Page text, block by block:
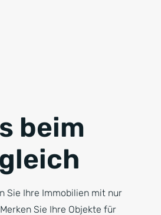
beim
Sie Ihre Immobilien mit nur
Sie Ihre Objekte für